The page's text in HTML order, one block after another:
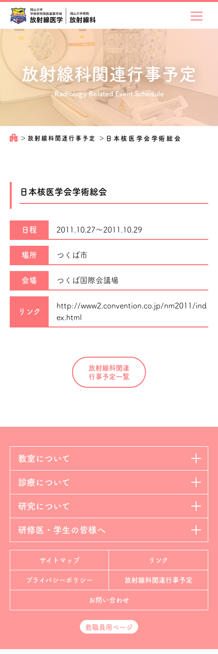
放射線科関連行事予定
Radiology Related Event Schedule
＞ 放射線科関連行事予定 ＞ 日本核医学会学術総会
日本核医学会学術総会
日程 2011.10.27～2011.10.29
場所 つくば市
会場 つくば国際会議場
リンク
http://www2.convention.co.jp/nm2011/ind
ex.html
放射線科関連
行事予定一覧
教室について
診療について
研究について
研修医・学生の皆様へ
サイトマップ リンク
プライバシーポリシー 放射線科関連行事予定
お問い合わせ
教職員用ページ